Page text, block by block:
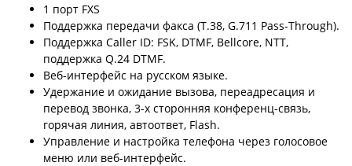
1 порт FXS
Поддержка передачи факса (T.38, G.711 Pass-Through).
Поддержка Caller ID: FSK, DTMF, Bellcore, NTT,
поддержка Q.24 DTMF.
Веб-интерфейс на русском языке.
Удержание и ожидание вызова, переадресация и
перевод звонка, 3-х сторонняя конференц-связь,
горячая линия, автоответ, Flash.
Управление и настройка телефона через голосовое
меню или веб-интерфейс.